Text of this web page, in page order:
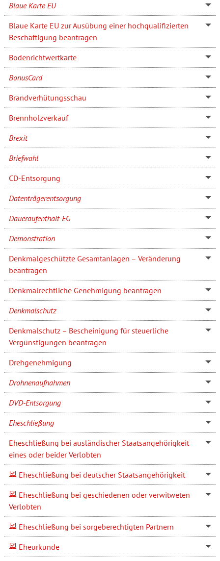
Blaue Karte EU
Blaue Karte EU zur Ausübung einer hochqualifizierten
Beschäftigung beantragen
Bodenrichtwertkarte
BonusCard
Brandverhütungsschau
Brennholzverkauf
Brexit
Briefwahl
CD-Entsorgung
Datenträgerentsorgung
Daueraufenthalt-EG
Demonstration
Denkmalgeschützte Gesamtanlagen – Veränderung
beantragen
Denkmalrechtliche Genehmigung beantragen
Denkmalschutz
Denkmalschutz – Bescheinigung für steuerliche
Vergünstigungen beantragen
Drehgenehmigung
Drohnenaufnahmen
DVD-Entsorgung
Eheschließung
Eheschließung bei ausländischer Staatsangehörigkeit
eines oder beider Verlobten
Eheschließung bei deutscher Staatsangehörigkeit
Eheschließung bei geschiedenen oder verwitweten
Verlobten
Eheschließung bei sorgeberechtigten Partnern
Eheurkunde